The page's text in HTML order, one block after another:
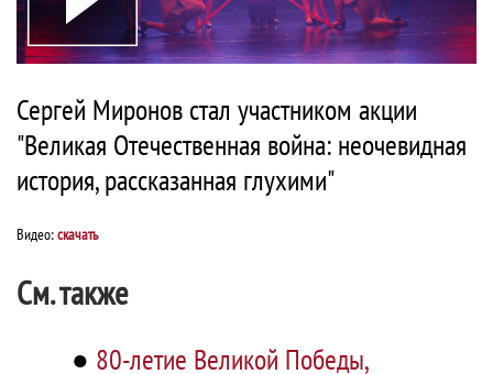
Сергей Миронов стал участником акции
"Великая Отечественная война: неочевидная
история, рассказанная глухими"
Видео:скачать
См. также
● 80-летие Великой Победы,